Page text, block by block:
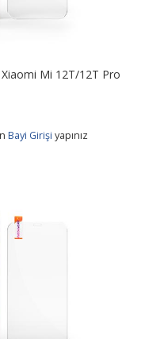
Mi 12T/12T Pro
Bayi Girişi yapınız